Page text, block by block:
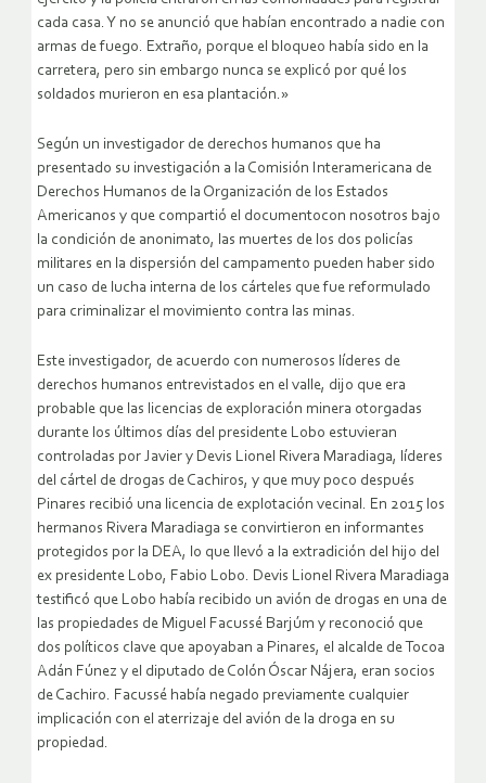
cada casa. Y no se anunció que habían encontrado a nadie con
armas de fuego. Extraño, porque el bloqueo había sido en la
carretera, pero sin embargo nunca se explicó por qué los
soldados murieron en esa plantación.»
Según un investigador de derechos humanos que ha
presentado su investigación a la Comisión Interamericana de
Derechos Humanos de la Organización de los Estados
Americanos y que compartió el documentocon nosotros bajo
la condición de anonimato, las muertes de los dos policías
militares en la dispersión del campamento pueden haber sido
un caso de lucha interna de los cárteles que fue reformulado
para criminalizar el movimiento contra las minas.
Este investigador, de acuerdo con numerosos líderes de
derechos humanos entrevistados en el valle, dijo que era
probable que las licencias de exploración minera otorgadas
durante los últimos días del presidente Lobo estuvieran
controladas por Javier y Devis Lionel Rivera Maradiaga, líderes
del cártel de drogas de Cachiros, y que muy poco después
Pinares recibió una licencia de explotación vecinal. En 2015 los
hermanos Rivera Maradiaga se convirtieron en informantes
protegidos por la DEA, lo que llevó a la extradición del hijo del
ex presidente Lobo, Fabio Lobo. Devis Lionel Rivera Maradiaga
testificó que Lobo había recibido un avión de drogas en una de
las propiedades de Miguel Facussé Barjúm y reconoció que
dos políticos clave que apoyaban a Pinares, el alcalde de Tocoa
Adán Fúnez y el diputado de Colón Óscar Nájera, eran socios
de Cachiro. Facussé había negado previamente cualquier
implicación con el aterrizaje del avión de la droga en su
propiedad.